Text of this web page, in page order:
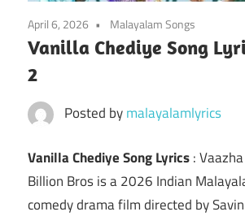
April 6, 2026 Malayalam Songs
Vanilla Chediye Song
2
Posted bymalayalamlyrics
Vanilla Chediye Song Lyrics:
Billion Bros is a 2026 Indian
comedy drama film directed by